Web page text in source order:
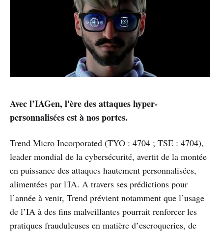
Avec l’IAGen, l'ère des attaques hyper-
personnalisées est à nos portes.
Trend Micro Incorporated (TYO : 4704 ; TSE : 4704),
leader mondial de la cybersécurité, avertit de la montée
en puissance des attaques hautement personnalisées,
alimentées par l'IA. A travers ses prédictions pour
l’année à venir, Trend prévient notamment que l’usage
de l’IA à des fins malveillantes pourrait renforcer les
pratiques frauduleuses en matière d’escroqueries, de